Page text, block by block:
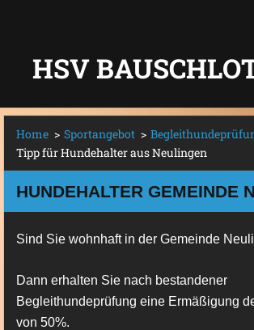
HSV
Home > Sportangebot >
Tipp für Hundehalter aus Neulingen
HUNDEHALTER GEMEINDE
Sind Sie wohnhaft in der Gemeinde
Dann erhalten Sie nach bestandener
Begleithundeprüfung eine Ermäßigung
von 50%.